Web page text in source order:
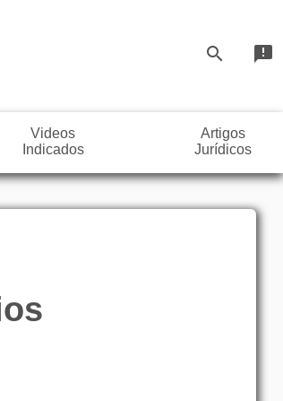
search announcement
Videos
Indicados
Artigos
Jurídicos